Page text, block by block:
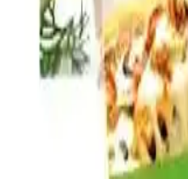
Brüksel lahanasının fırınlama,
teknikleri ve pastırma, peynir,
zenginleştirilmesiyle ortaya çıkan
sunuluyor.
Ev Yapımı 1 Dolarlık
Pocket Tarifi ve
Ev yapımı yumurta ve peynirli
hazırlanışıyla sağlıklı ve
yapımı ve zengin iç malzemelerle